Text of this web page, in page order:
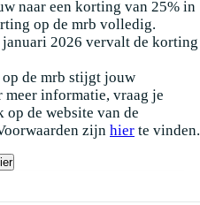
naar een korting van 25% in
op de mrb volledig.
2026 vervalt de korting
de mrb stijgt jouw
meer informatie, vraag je
de website van de
zijn hier te vinden.